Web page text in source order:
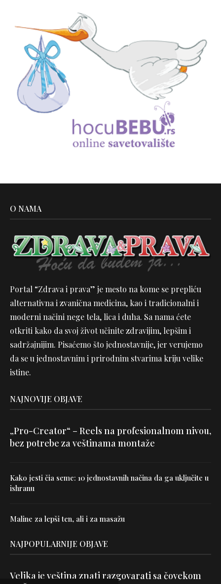
O NAMA
Portal “Zdrava i prava” je mesto na kome se prepliću
alternativna i zvanična medicina, kao i tradicionalni i
moderni načini nege tela, lica i duha. Sa nama ćete
otkriti kako da svoj život učinite zdravijim, lepšim i
sadržajnijim. Pisaćemo što jednostavnije, jer verujemo
da se u jednostavnim i prirodnim stvarima kriju velike
istine.
NAJNOVIJE OBJAVE
„Pro-Creator“ – Reels na profesionalnom nivou,
bez potrebe za veštinama montaže
Kako jesti čia seme: 10 jednostavnih načina da ga uključite u
ishranu
Maline za lepši ten, ali i za masažu
NAJPOPULARNIJE OBJAVE
Velika je veština znati razgovarati sa čovekom